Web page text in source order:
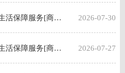
江西工商职业技术学院校内生活保障服务[商业街（含校园超市）]经营服务项目招标成交公示 2026-07-30
江西工商职业技术学院校内生活保障服务[商业街（含校园超市）]经营服务项目招标公告更正公告 2026-07-27